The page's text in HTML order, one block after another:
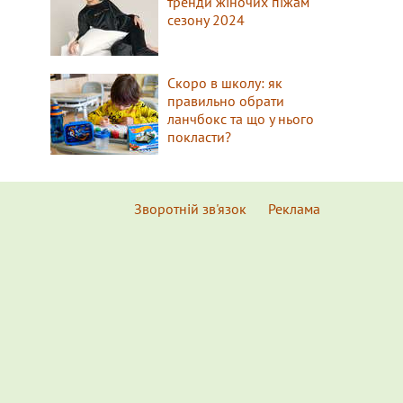
сезону 2024
Скоро в школу: як
правильно обрати
ланчбокс та що у нього
покласти?
Зворотній зв'язок Реклама